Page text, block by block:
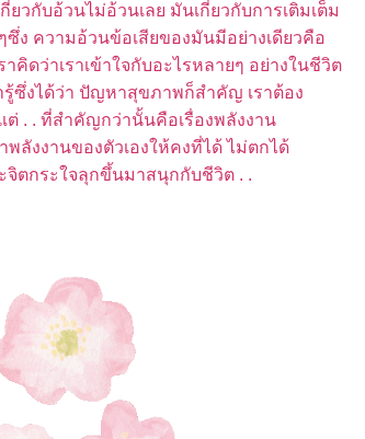
วกับอ้วนไม่อ้วนเลย มันเกี่ยวกับการเติมเต็ม
ซึ่ง ความอ้วนข้อเสียของมันมีอย่างเดียวคือ
าคิดว่าเราเข้าใจกับอะไรหลายๆ อย่างในชีวิต
ารู้ซึ่งได้ว่า ปัญหาสุขภาพก็สำคัญ เราต้อง
. . ที่สำคัญกว่านั้นคือเรื่องพลังงาน
พลังงานของตัวเองให้คงที่ได้ ไม่ตกได้
จิตกระใจลุกขึ้นมาสนุกกับชีวิต . .